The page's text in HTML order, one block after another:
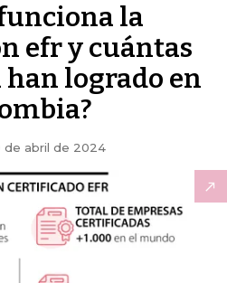
la
efr y cuántas
han logrado en
de abril de 2024